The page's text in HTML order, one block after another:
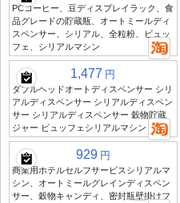
PCコーヒー、豆ディスプレイラック、食
品グレードの貯蔵瓶、オートミールディ
スペンサー、シリアル、全粒粉、ビュッ
フェ、シリアルマシン
1,477 円
ダブルヘッドオートディスペンサー シリ
アルディスペンサー シリアルディスペン
サー シリアルディスペンサー 穀物貯蔵
ジャー ビュッフェシリアルマシン
929 円
商業用ホテルセルフサービスシリアルマ
シン、オートミールグレインディスペン
サー、穀物キャンディ、密封瓶壁掛けフ